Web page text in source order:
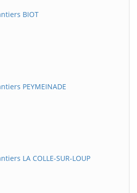
BIOT
PEYMEINADE
LA COLLE-SUR-LOUP